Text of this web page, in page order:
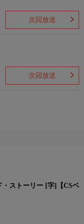
次回放送
次回放送
ストーリー [字]【CSベ